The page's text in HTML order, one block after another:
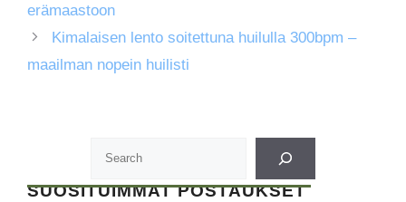
erämaastoon
Kimalaisen lento soitettuna huilulla 300bpm –
maailman nopein huilisti
SUOSITUIMMAT POSTAUKSET